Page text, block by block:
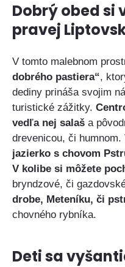
Dobrý obed si
pravej
V tomto malebnom
dobrého pastiera“,
dediny prináša svojim
turistické zážitky.
vedľa nej salaš a
drevenicou, či humnom.
jazierko s chovom
V kolibe si môžete
bryndzové, či
drobe, Meteníku, či
chovného rybníka.
Deti sa